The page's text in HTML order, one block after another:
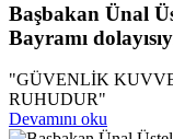
Başbakan Ünal
Bayramı
"GÜVENLİK
RUHUDUR"
Devamını oku